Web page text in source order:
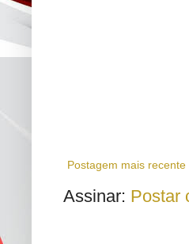
Postagem mais recente
Assinar: Postar